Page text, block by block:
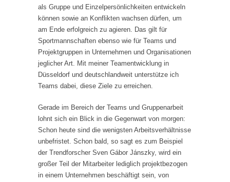
als Gruppe und Einzelpersönlichkeiten entwickeln
können sowie an Konflikten wachsen dürfen, um
am Ende erfolgreich zu agieren. Das gilt für
Sportmannschaften ebenso wie für Teams und
Projektgruppen in Unternehmen und Organisationen
jeglicher Art. Mit meiner Teamentwicklung in
Düsseldorf und deutschlandweit unterstütze ich
Teams dabei, diese Ziele zu erreichen.
Gerade im Bereich der Teams und Gruppenarbeit
lohnt sich ein Blick in die Gegenwart von morgen:
Schon heute sind die wenigsten Arbeitsverhältnisse
unbefristet. Schon bald, so sagt es zum Beispiel
der Trendforscher Sven Gábor Jánszky, wird ein
großer Teil der Mitarbeiter lediglich projektbezogen
in einem Unternehmen beschäftigt sein, von